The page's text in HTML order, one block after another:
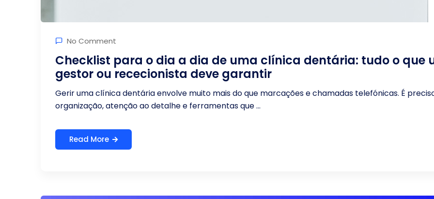
No Comment
Checklist para o dia a dia de uma clínica dentária: tudo o que
gestor ou rececionista deve garantir
Gerir uma clínica dentária envolve muito mais do que marcações e chamadas telefónicas. É
organização, atenção ao detalhe e ferramentas que ...
Read More